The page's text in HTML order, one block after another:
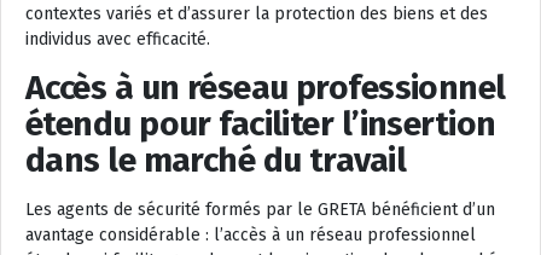
contextes variés et d’assurer la protection des biens et des
individus avec efficacité.
Accès à un réseau professionnel
étendu pour faciliter l’insertion
dans le marché du travail
Les agents de sécurité formés par le GRETA bénéficient d’un
avantage considérable : l’accès à un réseau professionnel